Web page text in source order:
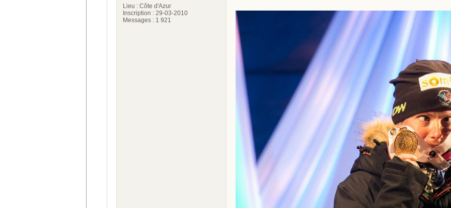
Lieu : Côte d'Azur
Inscription : 29-03-2010
Messages : 1 921